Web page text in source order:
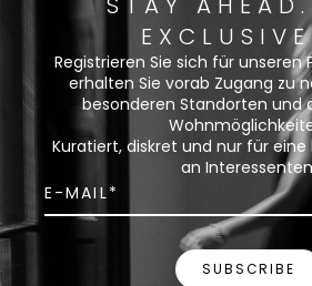
Registrieren Sie sich für unseren
erhalten Sie vorab Zugang zu
besonderen Standorten und
Kuratiert, diskret und nur für
an
SUBSCRIBE